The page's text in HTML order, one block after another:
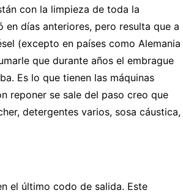
con la limpieza de toda la
días anteriores, pero resulta que a
(excepto en países como Alemania
que durante años el embrague
Es lo que tienen las máquinas
reponer se sale del paso creo que
detergentes varios, sosa cáustica,
el último codo de salida. Este